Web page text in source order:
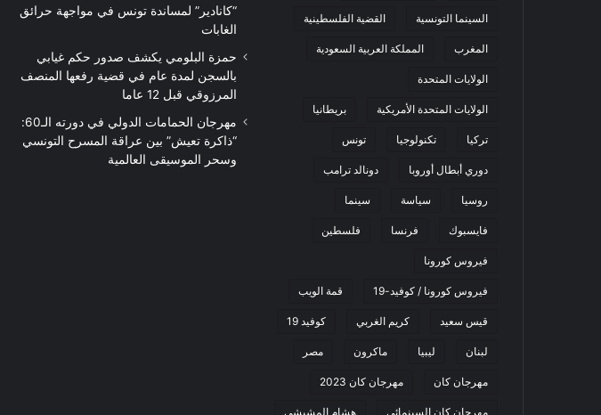
السينما التونسية القضية الفلسطينية
المغرب المملكة العربية السعودية
الولايات المتحدة
الولايات المتحدة الأمريكية بريطانيا
تركيا تكنولوجيا تونس
دوري أبطال أوروبا دونالد ترامب
روسيا سياسة سينما
فايسبوك فرنسا فلسطين
فيروس كورونا
فيروس كورونا / كوفيد-19 قمة الويب
قيس سعيد كريم الغربي كوفيد 19
لبنان ليبيا ماكرون مصر
مهرجان كان مهرجان كان 2023
مهرجان كان السينمائي هشام المشيشي
“كانادير” لمساندة تونس في مواجهة حرائق
الغابات
حمزة البلومي يكشف صدور حكم غيابي
بالسجن لمدة عام في قضية رفعها المنصف
المرزوقي قبل 12 عاما
مهرجان الحمامات الدولي في دورته الـ60:
“ذاكرة تعيش” بين عراقة المسرح التونسي
وسحر الموسيقى العالمية